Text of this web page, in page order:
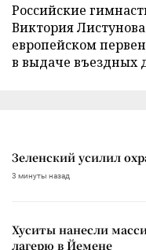
Российские
Виктория
европейском
в выдаче въездных
Зеленский усилил
3 минуты назад
Хуситы нанесли
лагерю в Йемене